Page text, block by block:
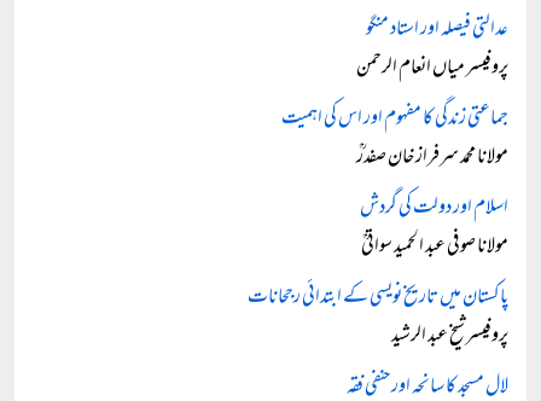
عدالتی فیصلہ اور استاد منگو
پروفیسر میاں انعام الرحمن
جماعتی زندگی کا مفہوم اور اس کی اہمیت
مولانا محمد سرفراز خان صفدرؒ
اسلام اور دولت کی گردش
مولانا صوفی عبد الحمید سواتیؒ
پاکستان میں تاریخ نویسی کے ابتدائی رجحانات
پروفیسر شیخ عبد الرشید
لال مسجد کا سانحہ اور حنفی فقہ